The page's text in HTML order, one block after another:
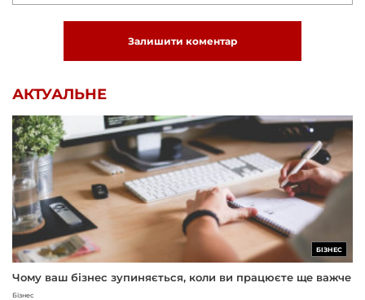
Залишити коментар
АКТУАЛЬНЕ
БІЗНЕС
Чому ваш бізнес зупиняється, коли ви працюєте ще важче
Бізнес